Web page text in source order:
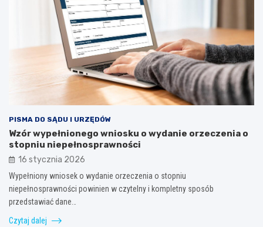
PISMA DO SĄDU I URZĘDÓW
Wzór wypełnionego wniosku o wydanie orzeczenia o
stopniu niepełnosprawności
16 stycznia 2026
Wypełniony wniosek o wydanie orzeczenia o stopniu
niepełnosprawności powinien w czytelny i kompletny sposób
przedstawiać dane…
Czytaj dalej